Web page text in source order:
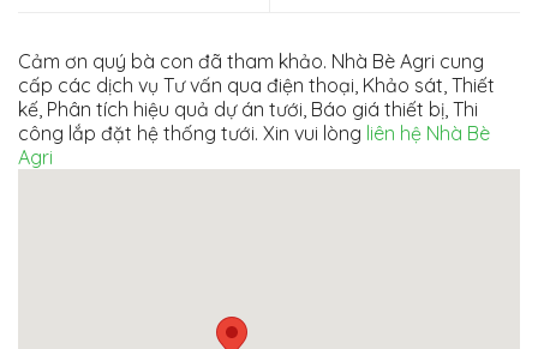
Cảm ơn quý bà con đã tham khảo. Nhà Bè Agri cung
cấp các dịch vụ Tư vấn qua điện thoại, Khảo sát, Thiết
kế, Phân tích hiệu quả dự án tưới, Báo giá thiết bị, Thi
công lắp đặt hệ thống tưới. Xin vui lòng liên hệ Nhà Bè
Agri